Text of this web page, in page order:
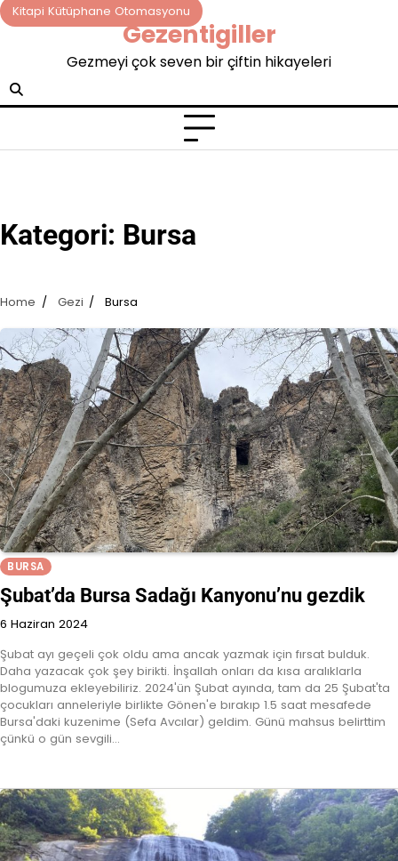
Skip
to
Kitapi Kütüphane Otomasyonu
Gezentigiller
Gezmeyi çok seven bir çiftin hikayeleri
Kategori: Bursa
Home Gezi Bursa
BURSA
Şubat’da Bursa Sadağı Kanyonu’nu gezdik
6 Haziran 2024
Şubat ayı geçeli çok oldu ama ancak yazmak için fırsat bulduk.
Daha yazacak çok şey birikti. İnşallah onları da kısa aralıklarla
blogumuza ekleyebiliriz. 2024'ün Şubat ayında, tam da 25 Şubat'ta
çocukları anneleriyle birlikte Gönen'e bırakıp 1.5 saat mesafede
Bursa'daki kuzenime (Sefa Avcılar) geldim. Günü mahsus belirttim
çünkü o gün sevgili…